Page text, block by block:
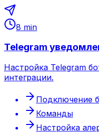
8 min
Telegram
Настройка Telegram
интеграции.
Подключение
Команды
Настройка